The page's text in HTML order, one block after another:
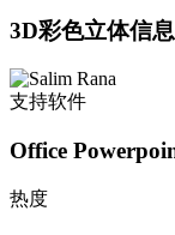
3D彩色立体信
支持软件
Office
热度